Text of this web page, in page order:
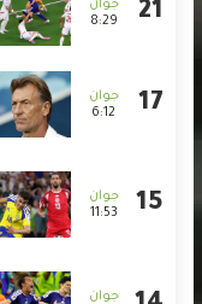
8:29
6:12
11:53